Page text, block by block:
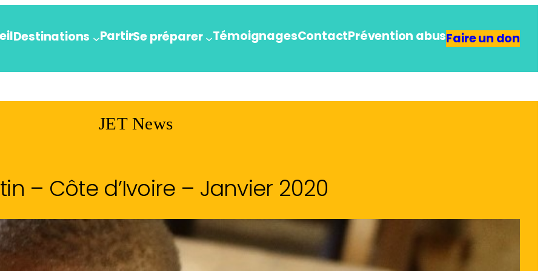
Destinations PartirSe préparer TémoignagesContactPrévention abusFaire un don
JET News
– Côte d’Ivoire – Janvier 2020